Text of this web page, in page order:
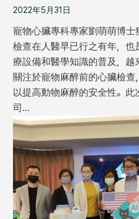
2022年5月31日
寵物心臟專科專家劉萌萌博
檢查在人醫早已行之有年，
療設備和醫學知識的普及，
關注於寵物麻醉前的心臟檢
以提高動物麻醉的安全性。此
司…